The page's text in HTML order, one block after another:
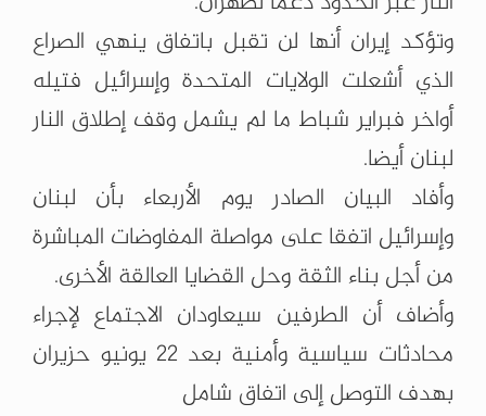
وتؤكد إيران أنها لن تقبل باتفاق ينهي الصراع
الذي أشعلت الولايات المتحدة وإسرائيل فتيله
أواخر فبراير شباط ما لم يشمل وقف إطلاق النار
لبنان أيضا.
وأفاد البيان الصادر يوم الأربعاء بأن لبنان
وإسرائيل اتفقا على مواصلة المفاوضات المباشرة
من أجل بناء الثقة وحل القضايا العالقة الأخرى.
وأضاف أن الطرفين سيعاودان الاجتماع لإجراء
محادثات سياسية وأمنية بعد 22 يونيو حزيران
بهدف التوصل إلى اتفاق شامل